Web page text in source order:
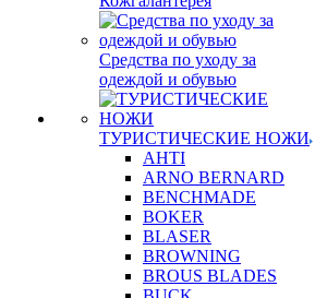
Средства по уходу за
одеждой и обувью
ТУРИСТИЧЕСКИЕ НОЖИ
AHTI
ARNO BERNARD
BENCHMADE
BOKER
BLASER
BROWNING
BROUS BLADES